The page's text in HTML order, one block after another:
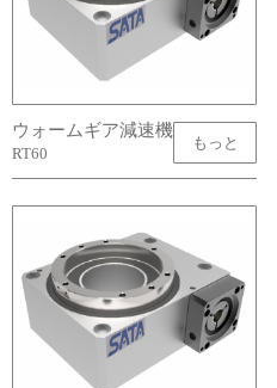
ウォームギア減速機
RT60
もっと